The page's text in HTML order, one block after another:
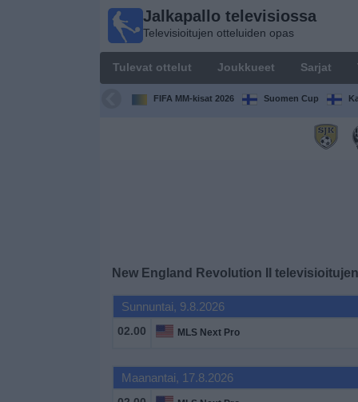
Jalkapallo televisiossa
Televisioitujen otteluiden opas
Tulevat ottelut Joukkueet Sarjat
FIFA MM-kisat 2026 Suomen Cup
New England Revolution II
Sunnuntai, 9.8.2026
02.00 MLS Next Pro
Maanantai, 17.8.2026
Jalkapallo
televisiossa
Televisioitujen
otteluiden opas